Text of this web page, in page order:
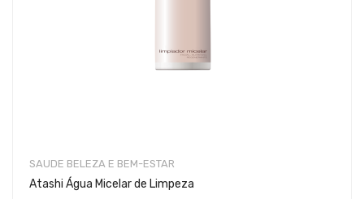
SAUDE BELEZA E BEM-ESTAR
Atashi Água Micelar de Limpeza